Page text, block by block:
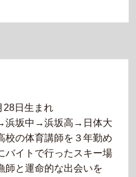
28日生まれ
浜坂中→浜坂高→日体大
校の体育講師を３年勤め
バイトで行ったスキー場
師と運命的な出会いを